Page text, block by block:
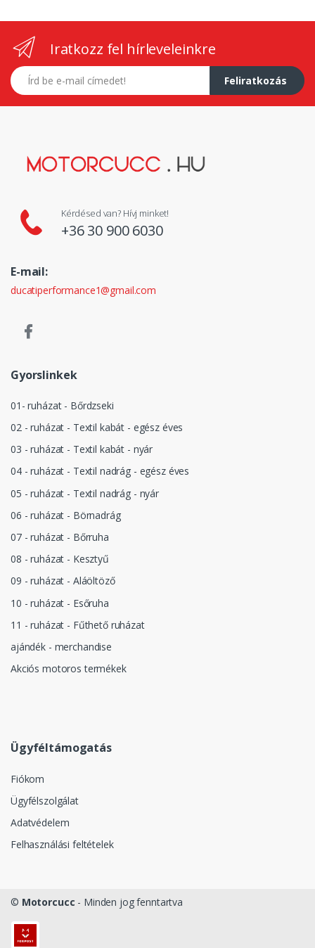
Iratkozz fel hírleveleinkre
E-mail címed
Feliratkozás
Kérdésed van? Hívj minket!
+36 30 900 6030
E-mail:
ducatiperformance1@gmail.com
Gyorslinkek
01- ruházat - Bőrdzseki
02 - ruházat - Textil kabát - egész éves
03 - ruházat - Textil kabát - nyár
04 - ruházat - Textil nadrág - egész éves
05 - ruházat - Textil nadrág - nyár
06 - ruházat - Börnadrág
07 - ruházat - Bőrruha
08 - ruházat - Kesztyű
09 - ruházat - Aláöltöző
10 - ruházat - Esőruha
11 - ruházat - Fűthető ruházat
ajándék - merchandise
Akciós motoros termékek
Ügyféltámogatás
Fiókom
Ügyfélszolgálat
Adatvédelem
Felhasználási feltételek
© Motorcucc - Minden jog fenntartva